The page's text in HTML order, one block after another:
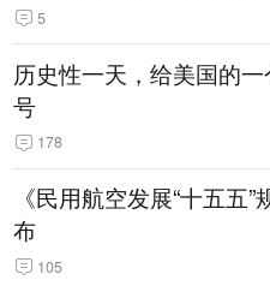
5
历史性一天，给美国的
号
178
《民用航空发展“十五五”
布
105